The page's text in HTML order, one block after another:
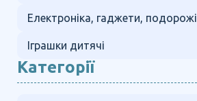
Електроніка, гаджети, подорожі
Іграшки дитячі
Категорії